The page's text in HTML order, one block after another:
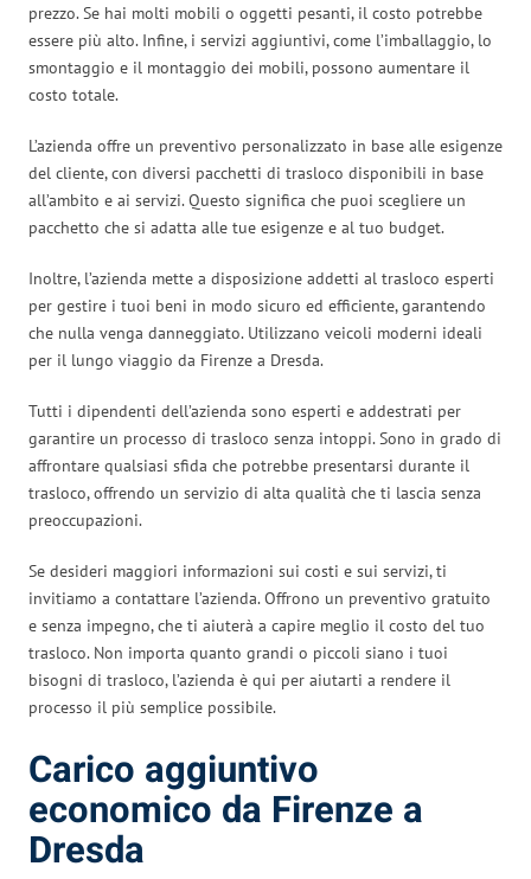
prezzo. Se hai molti mobili o oggetti pesanti, il costo potrebbe
essere più alto. Infine, i servizi aggiuntivi, come l’imballaggio, lo
smontaggio e il montaggio dei mobili, possono aumentare il
costo totale.
L’azienda offre un preventivo personalizzato in base alle esigenze
del cliente, con diversi pacchetti di trasloco disponibili in base
all’ambito e ai servizi. Questo significa che puoi scegliere un
pacchetto che si adatta alle tue esigenze e al tuo budget.
Inoltre, l’azienda mette a disposizione addetti al trasloco esperti
per gestire i tuoi beni in modo sicuro ed efficiente, garantendo
che nulla venga danneggiato. Utilizzano veicoli moderni ideali
per il lungo viaggio da Firenze a Dresda.
Tutti i dipendenti dell’azienda sono esperti e addestrati per
garantire un processo di trasloco senza intoppi. Sono in grado di
affrontare qualsiasi sfida che potrebbe presentarsi durante il
trasloco, offrendo un servizio di alta qualità che ti lascia senza
preoccupazioni.
Se desideri maggiori informazioni sui costi e sui servizi, ti
invitiamo a contattare l’azienda. Offrono un preventivo gratuito
e senza impegno, che ti aiuterà a capire meglio il costo del tuo
trasloco. Non importa quanto grandi o piccoli siano i tuoi
bisogni di trasloco, l’azienda è qui per aiutarti a rendere il
processo il più semplice possibile.
Carico aggiuntivo
economico da Firenze a
Dresda